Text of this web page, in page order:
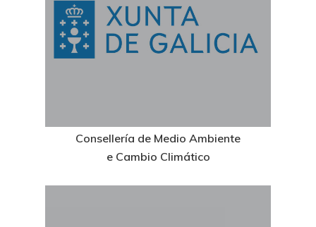
Consellería de Medio Ambiente
e Cambio Climático